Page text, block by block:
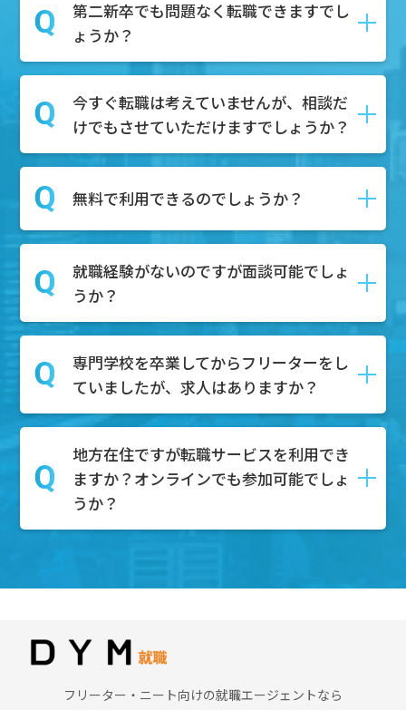
職務経歴書の作成など、就活に関わる作
業全般をサポートいたします。
私服で構いません！お気軽にご参加くだ
さい。
第二新卒でも問題なく転職できますでし
ょうか？
もちろん可能でございます。第二新卒を
積極的に採用している企業様も多数ござ
いますので、転職市場での需要はござい
第二新卒とは、一般的に「新卒で就職し
てから１～3年以内の社員」を指し、正社
しての経験が浅い人材を対象にしていま
す。
今すぐ転職は考えていませんが、相談だ
けでもさせていただけますでしょうか？
はい、DYM就職では転職の具体的な予定
相談内容としては、キャリアアップした
い、自分の市場価値を知りたい、給与や
待遇の不満がある、上司や同僚との人間
関係がうまくいかない、などのご相談内
たくさんいらっしゃいます。
ぜひそのようなお悩みもお持ちでしたら
面談にご予約ください。
無料で利用できるのでしょうか？
はい。無料でご利用可能です。
求職者様はDYM就職のエージェントサー
ビスを無料で利用することが可能です。
就職経験がないのですが面談可能でしょ
うか？
もちろん可能でございます。無料相談ボ
タンからご予約いただけましたら、弊社
のキャリアアドバイザーと面談していた
その中で、どのような職業が合うのかを
一緒に考え、一人ひとりにあった求人を
ご紹介させていただき、内定までサポー
専門学校を卒業してからフリーターをし
ていましたが、求人はありますか？
もちろんございます。これまでのご経験
やスキルを活かして、様々な業界で活躍
できる求人がたくさんあります。特に、
フリーターとしての柔軟な対応力やコミ
える可能性が高いです。
まずは、ご自身が興味のある業界や、今
地方在住ですが転職サービスを利用でき
ますか？オンラインでも参加可能でしょ
うか？
対応しておりますので、地方の方の就職
支援も可能でございます。
ぜひお気軽にご参加ください。
フリーター・ニート向けの就職エージェントなら